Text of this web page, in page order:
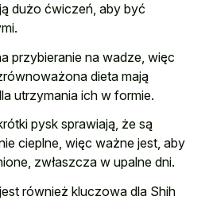
dużo ćwiczeń, aby być
przybieranie na wadze, więc
dieta mają
utrzymania ich w formie.
pysk sprawiają, że są
cieplne, więc ważne jest, aby
zwłaszcza w upalne dni.
również kluczowa dla Shih